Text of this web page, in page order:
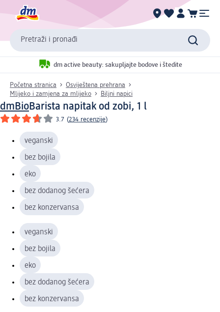
Pretraži i pronađi
dm active beauty: sakupljajte bodove i štedite
Početna stranica
Osviještena prehrana
Mlijeko i zamjena za mlijeko
Biljni napici
dmBioBarista napitak od zobi, 1 l
3.7 (234 recenzije)
veganski
bez bojila
eko
bez dodanog šećera
bez konzervansa
veganski
bez bojila
eko
bez dodanog šećera
bez konzervansa